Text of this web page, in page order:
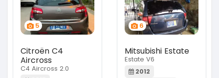
5
Citroën C4
Aircross
C4 Aircross 2.0
6
Mitsubishi Estate
Estate V6
2012